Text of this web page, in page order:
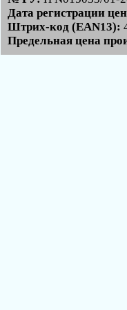
Дата регистрации
Штрих-код (EAN13):
Предельная цена